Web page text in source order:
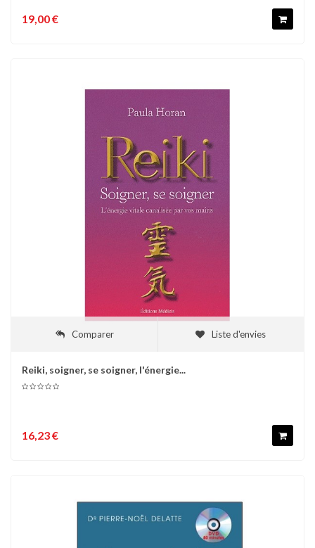
19,00 €
Comparer Liste d'envies
Reiki, soigner, se soigner, l'énergie...
16,23 €